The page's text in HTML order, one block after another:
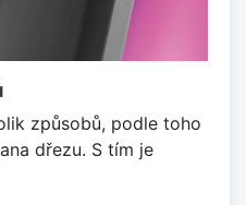
způsobů, podle toho
dřezu. S tím je